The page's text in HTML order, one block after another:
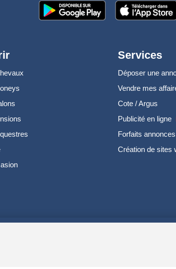
Services
Déposer une
Vendre mes
Cote / Argus
Publicité en ligne
Forfaits annonces
Création de sites